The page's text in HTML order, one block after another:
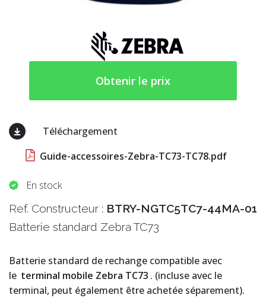
Obtenir le prix
Téléchargement
Guide-accessoires-Zebra-TC73-TC78.pdf
En stock
Ref. Constructeur : BTRY-NGTC5TC7-44MA-01
Batterie standard Zebra TC73
Batterie standard de rechange compatible avec
le terminal mobile Zebra TC73 . (incluse avec le
terminal, peut également être achetée séparement).